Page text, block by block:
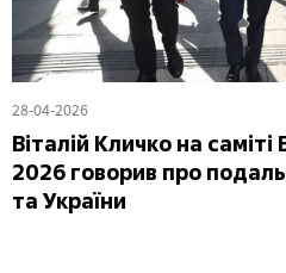
28-04-2026
Віталій Кличко на
2026 говорив про
та України